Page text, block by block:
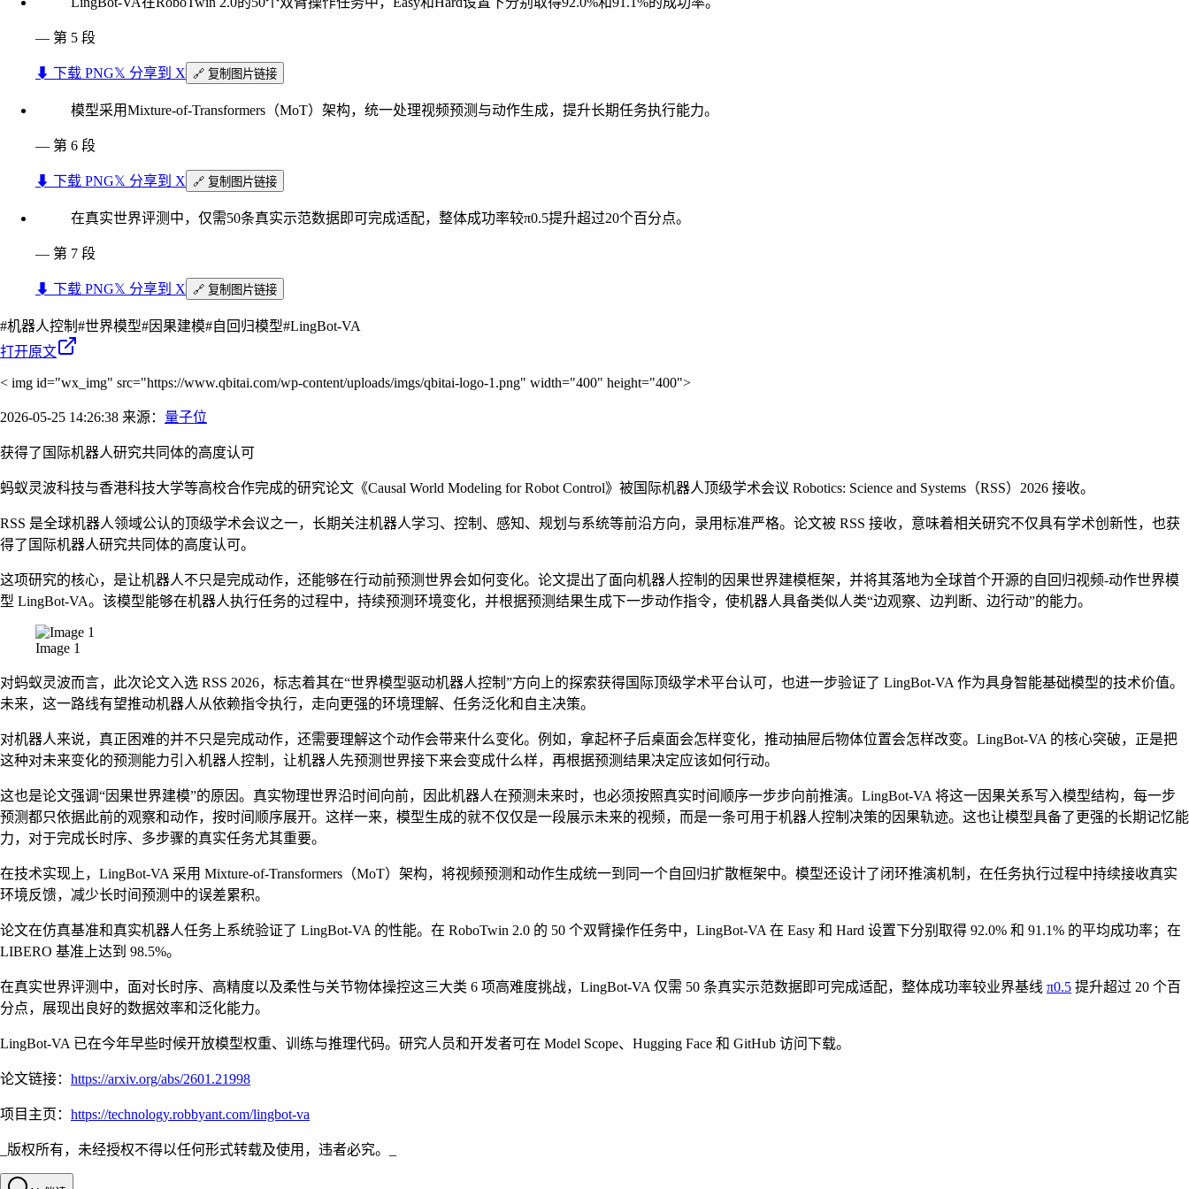
— 第 5 段
⬇︎ 下载 PNG𝕏 分享到 X 🔗 复制图片链接
模型采用Mixture-of-Transformers（MoT）架构，统一处理视频预测与动作生成，提升长期任务执行能力。
— 第 6 段
⬇︎ 下载 PNG𝕏 分享到 X 🔗 复制图片链接
在真实世界评测中，仅需50条真实示范数据即可完成适配，整体成功率较π0.5提升超过20个百分点。
— 第 7 段
⬇︎ 下载 PNG𝕏 分享到 X 🔗 复制图片链接
#机器人控制 #世界模型#因果建模#自回归模型#LingBot-VA
打开原文
< img id="wx_img" src="https://www.qbitai.com/wp-content/uploads/imgs/qbitai-logo-1.png" width="400" height="400">
2026-05-25 14:26:38 来源： 量子位
获得了国际机器人研究共同体的高度认可
蚂蚁灵波科技与香港科技大学等高校合作完成的研究论文《Causal World Modeling for Robot Control》被国际机器人顶级学术会议 Robotics: Science and Systems（RSS）2026 接收。
RSS 是全球机器人领域公认的顶级学术会议之一，长期关注机器人学习、控制、感知、规划与系统等前沿方向，录用标准严格。论文被 RSS 接收，意味着相关研究不仅具有学术创新性，也获
得了国际机器人研究共同体的高度认可。
这项研究的核心，是让机器人不只是完成动作，还能够在行动前预测世界会如何变化。论文提出了面向机器人控制的因果世界建模框架，并将其落地为全球首个开源的自回归视频-动作世界模
型 LingBot-VA。该模型能够在机器人执行任务的过程中，持续预测环境变化，并根据预测结果生成下一步动作指令，使机器人具备类似人类“边观察、边判断、边行动”的能力。
Image 1
对蚂蚁灵波而言，此次论文入选 RSS 2026，标志着其在“世界模型驱动机器人控制”方向上的探索获得国际顶级学术平台认可，也进一步验证了 LingBot-VA 作为具身智能基础模型的技术价值。
未来，这一路线有望推动机器人从依赖指令执行，走向更强的环境理解、任务泛化和自主决策。
对机器人来说，真正困难的并不只是完成动作，还需要理解这个动作会带来什么变化。例如，拿起杯子后桌面会怎样变化，推动抽屉后物体位置会怎样改变。LingBot-VA 的核心突破，正是把
这种对未来变化的预测能力引入机器人控制，让机器人先预测世界接下来会变成什么样，再根据预测结果决定应该如何行动。
这也是论文强调“因果世界建模”的原因。真实物理世界沿时间向前，因此机器人在预测未来时，也必须按照真实时间顺序一步步向前推演。LingBot-VA 将这一因果关系写入模型结构，每一步
预测都只依据此前的观察和动作，按时间顺序展开。这样一来，模型生成的就不仅仅是一段展示未来的视频，而是一条可用于机器人控制决策的因果轨迹。这也让模型具备了更强的长期记忆能
力，对于完成长时序、多步骤的真实任务尤其重要。
在技术实现上，LingBot-VA 采用 Mixture-of-Transformers（MoT）架构，将视频预测和动作生成统一到同一个自回归扩散框架中。模型还设计了闭环推演机制，在任务执行过程中持续接收真实
环境反馈，减少长时间预测中的误差累积。
论文在仿真基准和真实机器人任务上系统验证了 LingBot-VA 的性能。在 RoboTwin 2.0 的 50 个双臂操作任务中，LingBot-VA 在 Easy 和 Hard 设置下分别取得 92.0% 和 91.1% 的平均成功率；在
LIBERO 基准上达到 98.5%。
在真实世界评测中，面对长时序、高精度以及柔性与关节物体操控这三大类 6 项高难度挑战，LingBot-VA 仅需 50 条真实示范数据即可完成适配，整体成功率较业界基线 π0.5 提升超过 20 个百
分点，展现出良好的数据效率和泛化能力。
LingBot-VA 已在今年早些时候开放模型权重、训练与推理代码。研究人员和开发者可在 Model Scope、Hugging Face 和 GitHub 访问下载。
论文链接： https://arxiv.org/abs/2601.21998
项目主页： https://technology.robbyant.com/lingbot-va
_版权所有，未经授权不得以任何形式转载及使用，违者必究。_